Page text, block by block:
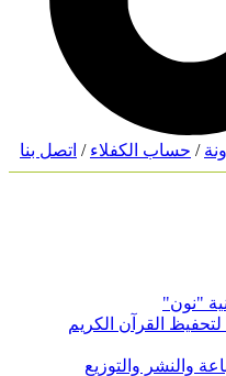
/ حساب الكفلاء / اتصل بنا
"نون"
لتحفيظ القرآن الكريم
والنشر والتوزيع